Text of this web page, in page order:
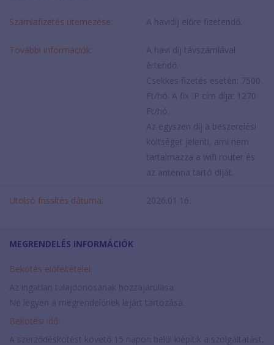
Számlafizetés ütemezése: A havidíj előre fizetendő.
További információk:
A havi díj távszámlával
értendő.
Csekkes fizetés esetén: 7500
Ft/hó. A fix IP cím díja: 1270
Ft/hó.
Az egyszeri díj a beszerelési
költséget jelenti, ami nem
tartalmazza a wifi router és
az antenna tartó díját.
Utolsó frissítés dátuma: 2026.01.16.
MEGRENDELÉS INFORMÁCIÓK
Bekötés előfeltételei:
Bekötési idő: